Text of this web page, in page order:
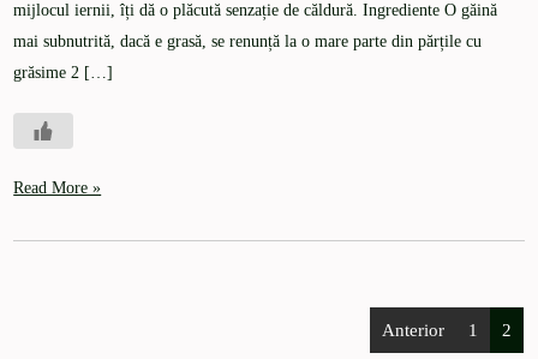
mijlocul iernii, îți dă o plăcută senzație de căldură. Ingrediente O găină
mai subnutrită, dacă e grasă, se renunță la o mare parte din părțile cu
grăsime 2 […]
Read More »
Anterior 1 2